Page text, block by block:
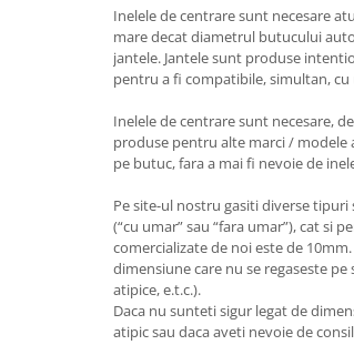
Inelele de centrare sunt necesare
mare decat diametrul butucului
jantele. Jantele sunt produse
pentru a fi compatibile, simultan,
Inelele de centrare sunt necesare,
produse pentru alte marci / modele
pe butuc, fara a mai fi nevoie de
Pe site-ul nostru gasiti diverse
(“cu umar” sau “fara umar”), cat si
comercializate de noi este de
dimensiune care nu se regaseste
atipice, e.t.c.).
Daca nu sunteti sigur legat de
atipic sau daca aveti nevoie de